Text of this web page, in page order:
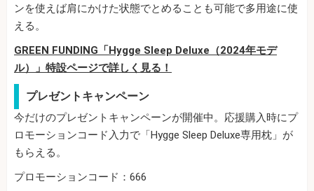
ンを使えば肩にかけた状態でとめることも可能で多用途に使
える。
GREEN FUNDING「Hygge Sleep Deluxe（2024年モデ
ル）」特設ページで詳しく見る！
プレゼントキャンペーン
今だけのプレゼントキャンペーンが開催中。 応援購入時にプ
ロモーションコード入力で「Hygge Sleep Deluxe専用枕」が
もらえる。
プロモーションコード：666